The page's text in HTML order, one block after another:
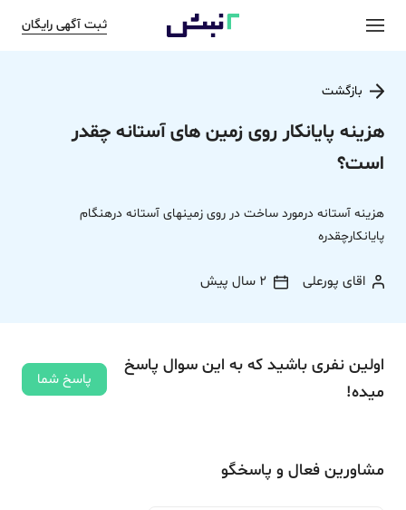
ثبت آگهی رایگان
بازگشت
هزینه پایانکار روی زمین های آستانه چقدر
است؟
هزینه آستانه درمورد ساخت در روی زمینهای آستانه درهنگام
پایانکارچقدره
اقای پورعلی 2 سال پیش
اولین نفری باشید که به این سوال پاسخ
میده!
پاسخ شما
مشاورین فعال و پاسخگو